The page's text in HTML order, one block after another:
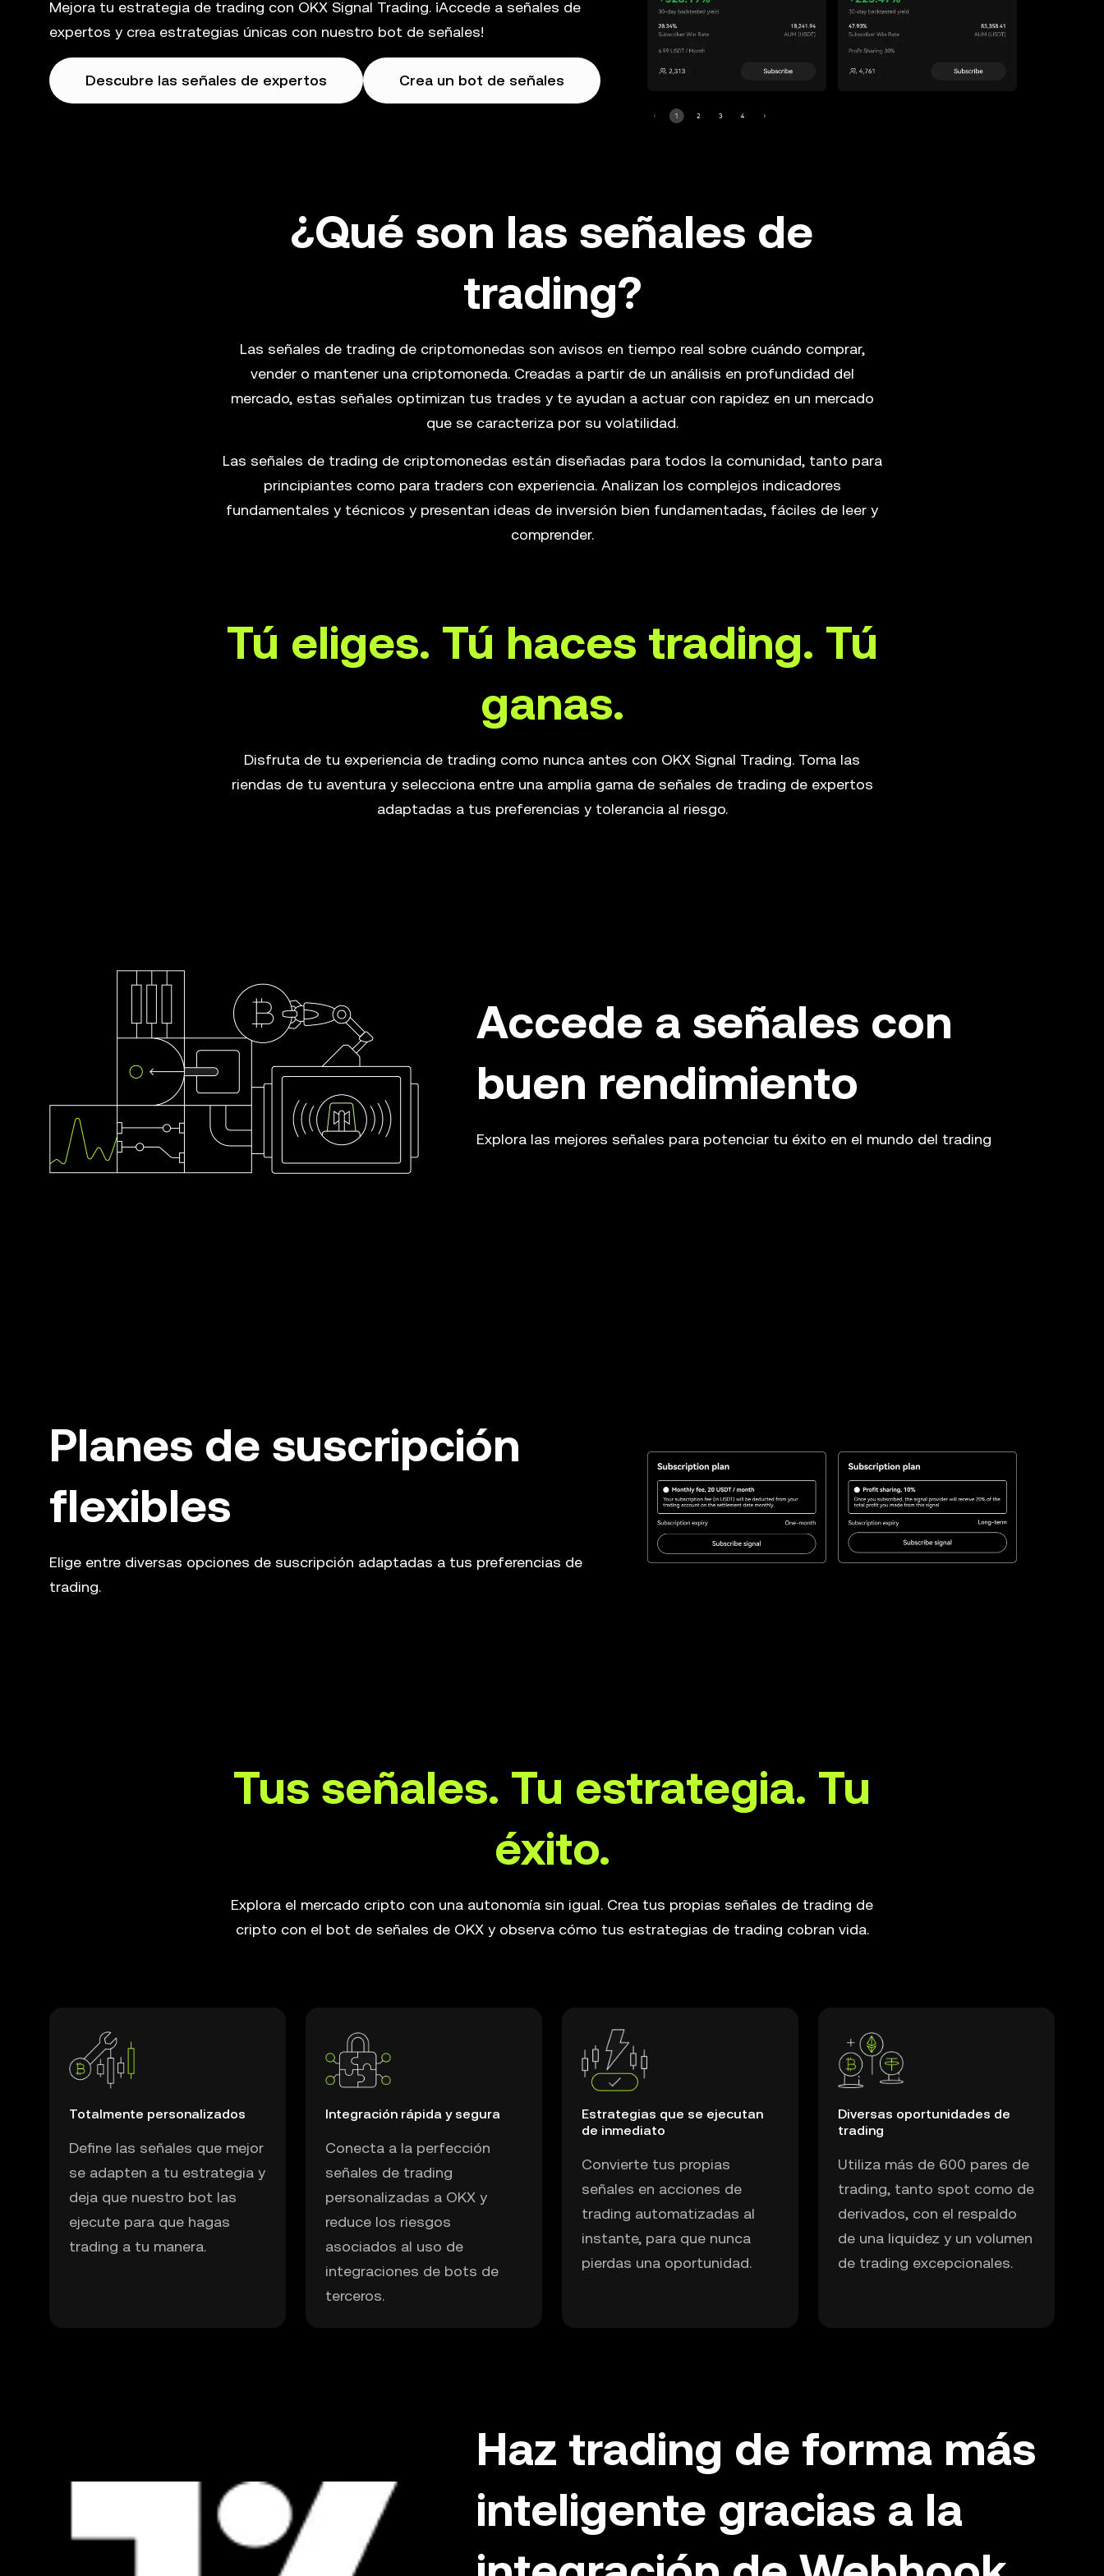
Mejora tu estrategia de trading con OKX Signal Trading. ¡Accede a señales de
expertos y crea estrategias únicas con nuestro bot de señales!
Descubre las señales de expertos Crea un bot de señales
¿Qué son las señales de
trading?
Las señales de trading de criptomonedas son avisos en tiempo real sobre cuándo comprar,
vender o mantener una criptomoneda. Creadas a partir de un análisis en profundidad del
mercado, estas señales optimizan tus trades y te ayudan a actuar con rapidez en un mercado
que se caracteriza por su volatilidad.
Las señales de trading de criptomonedas están diseñadas para todos la comunidad, tanto para
principiantes como para traders con experiencia. Analizan los complejos indicadores
fundamentales y técnicos y presentan ideas de inversión bien fundamentadas, fáciles de leer y
comprender.
Tú eliges. Tú haces trading. Tú
ganas.
Disfruta de tu experiencia de trading como nunca antes con OKX Signal Trading. Toma las
riendas de tu aventura y selecciona entre una amplia gama de señales de trading de expertos
adaptadas a tus preferencias y tolerancia al riesgo.
Accede a señales con
buen rendimiento
Explora las mejores señales para potenciar tu éxito en el mundo del trading
Planes de suscripción
flexibles
Elige entre diversas opciones de suscripción adaptadas a tus preferencias de
trading.
Tus señales. Tu estrategia. Tu
éxito.
Explora el mercado cripto con una autonomía sin igual. Crea tus propias señales de trading de
cripto con el bot de señales de OKX y observa cómo tus estrategias de trading cobran vida.
Totalmente personalizados
Define las señales que mejor
se adapten a tu estrategia y
deja que nuestro bot las
ejecute para que hagas
trading a tu manera.
Integración rápida y segura
Conecta a la perfección
señales de trading
personalizadas a OKX y
reduce los riesgos
asociados al uso de
integraciones de bots de
terceros.
Estrategias que se ejecutan
de inmediato
Convierte tus propias
señales en acciones de
trading automatizadas al
instante, para que nunca
pierdas una oportunidad.
Diversas oportunidades de
trading
Utiliza más de 600 pares de
trading, tanto spot como de
derivados, con el respaldo
de una liquidez y un volumen
de trading excepcionales.
Haz trading de forma más
inteligente gracias a la